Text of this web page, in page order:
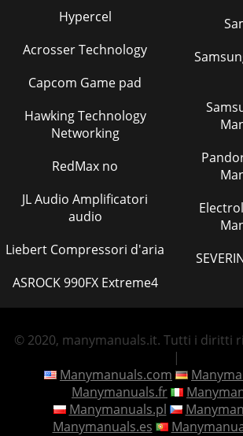
Hypercel
Acrosser Technology
Capcom Game pad
Hawking Technology
Networking
RedMax no
JL Audio Amplificatori
audio
Liebert Compressori d'aria
ASROCK 990FX Extreme4
Samsung YP-K3
Samsung
Pandora DeLuxe
Electrolux
SEVERIN TO2040
© 2020, manymanuals.it. Tutti i diritti
|
Manymanuals.com
Manymanuals.fr
Manymanuals.pl
Manymanuals.es